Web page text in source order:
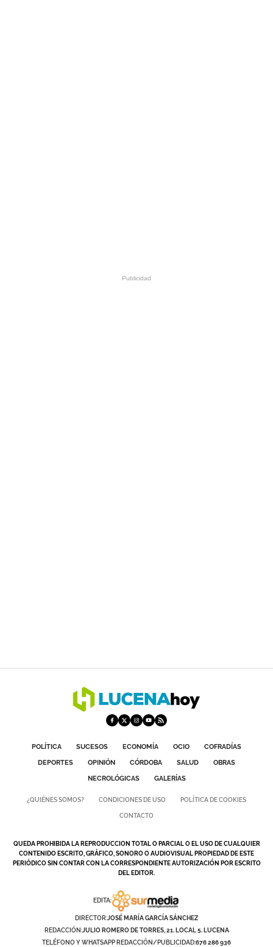
POLÍTICA SUCESOS ECONOMÍA OCIO
COFRADÍAS
DEPORTES
OPINIÓN CÓRDOBA SALUD
OBRAS
NECROLÓGICAS
GALERÍAS
¿QUIÉNES SOMOS? CONDICIONES DE USO POLÍTICA DE COOKIES
CONTACTO
QUEDA PROHIBIDA LA REPRODUCCION TOTAL O PARCIAL O EL USO DE CUALQUIER
CONTENIDO ESCRITO, GRÁFICO, SONORO O AUDIOVISUAL PROPIEDAD DE ESTE
PERIÓDICO SIN CONTAR CON LA CORRESPONDIENTE AUTORIZACIÓN POR ESCRITO
DEL EDITOR.
EDITA:
DIRECTOR:JOSÉ MARÍA GARCÍA SÁNCHEZ
REDACCIÓN:JULIO ROMERO DE TORRES, 21. LOCAL 5. LUCENA
TELÉFONO Y WHATSAPP REDACCIÓN/PUBLICIDAD:676 286 936